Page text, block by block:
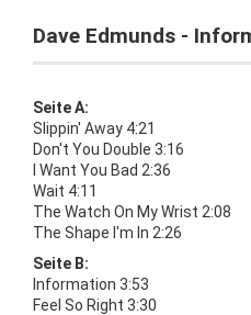
Dave Edmunds -
Seite A:
Slippin' Away 4:21
Don't You Double 3:16
I Want You Bad 2:36
Wait 4:11
The Watch On My Wrist 2:08
The Shape I'm In 2:26
Seite B:
Information 3:53
Feel So Right 3:30